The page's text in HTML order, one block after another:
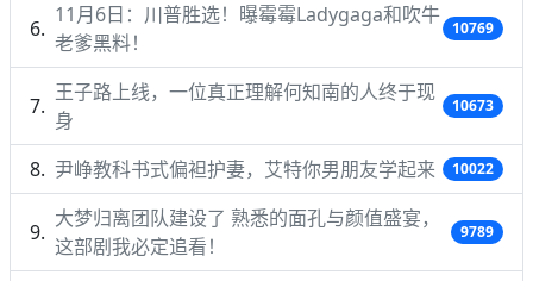
11月6日：川普胜选！曝霉霉Ladygaga和吹牛
老爹黑料！
10769
王子路上线，一位真正理解何知南的人终于现
身
10673
尹峥教科书式偏袒护妻，艾特你男朋友学起来 10022
大梦归离团队建设了 熟悉的面孔与颜值盛宴，
这部剧我必定追看！
9789